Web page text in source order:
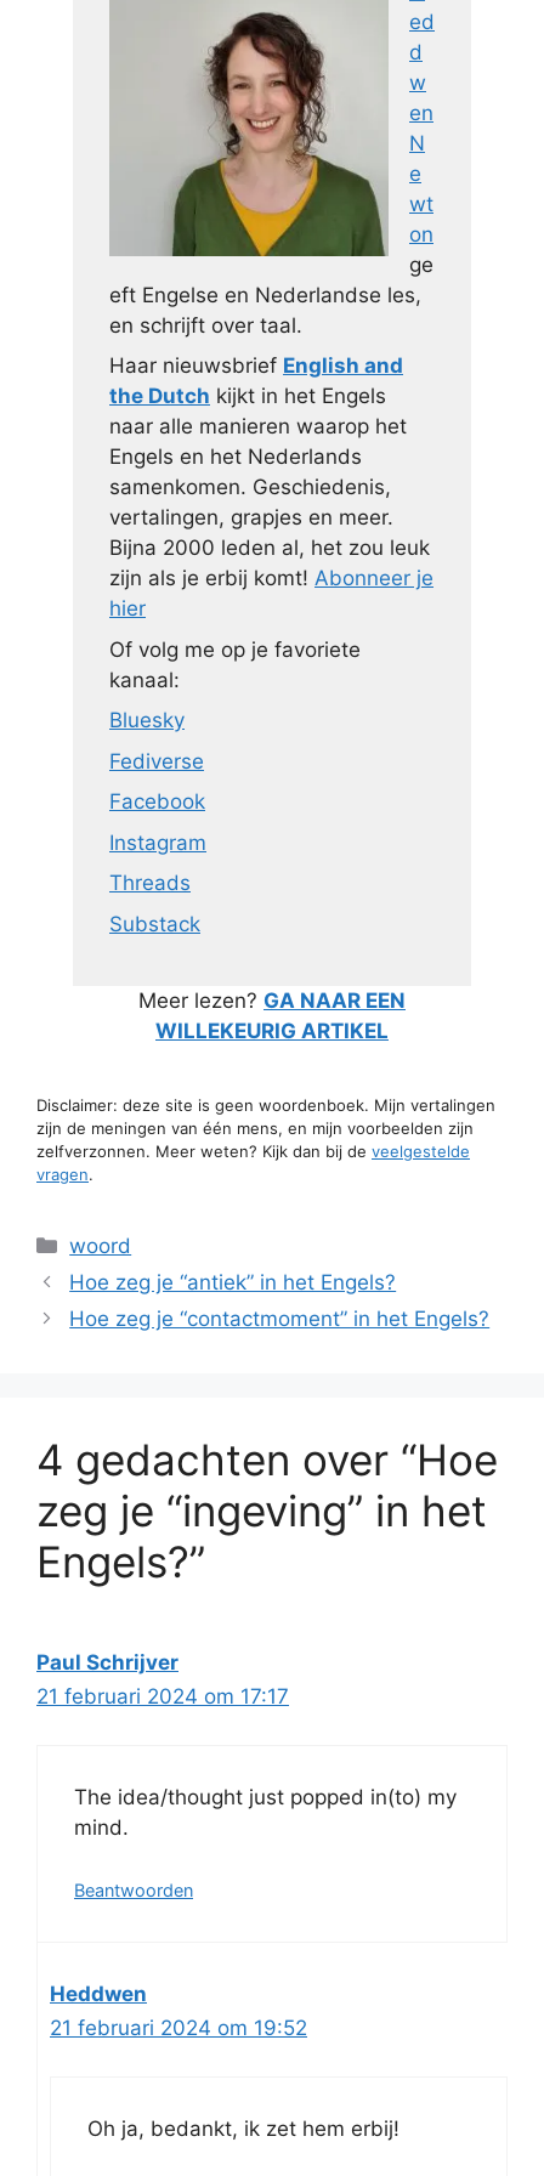
ed
d
w
en
N
e
wt
on
ge
eft Engelse en Nederlandse les,
en schrijft over taal.
Haar nieuwsbrief English and
the Dutch kijkt in het Engels
naar alle manieren waarop het
Engels en het Nederlands
samenkomen. Geschiedenis,
vertalingen, grapjes en meer.
Bijna 2000 leden al, het zou leuk
zijn als je erbij komt! Abonneer je
hier
Of volg me op je favoriete
kanaal:
Bluesky
Fediverse
Facebook
Instagram
Threads
Substack
Meer lezen? GA NAAR EEN
WILLEKEURIG ARTIKEL
Disclaimer: deze site is geen woordenboek. Mijn vertalingen
zijn de meningen van één mens, en mijn voorbeelden zijn
zelfverzonnen. Meer weten? Kijk dan bij de veelgestelde
vragen.
Categorieën
woord
Hoe zeg je “antiek” in het Engels?
Hoe zeg je “contactmoment” in het Engels?
4 gedachten over “Hoe
zeg je “ingeving” in het
Engels?”
Paul Schrijver
21 februari 2024 om 17:17
The idea/thought just popped in(to) my
mind.
Beantwoorden
Heddwen
21 februari 2024 om 19:52
Oh ja, bedankt, ik zet hem erbij!